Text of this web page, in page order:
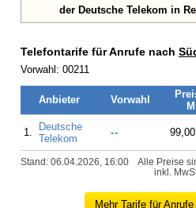
der Deutsche Telekom in
Telefontarife für Anrufe nach
Vorwahl: 00211
Anbieter Vorwahl
1.
Deutsche
Telekom
--
Stand: 06.04.2026, 16:00
Alle Preise
inkl.
Mehr Tarife für